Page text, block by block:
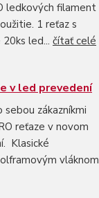
ledkových filament
1 reťaz s
led... čítať celé
v led prevedení
zákazníkmi
reťaze v novom
Klasické
vláknom